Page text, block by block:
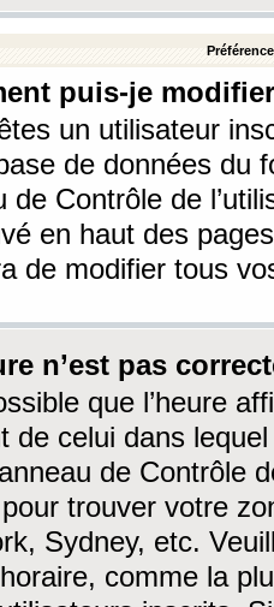
puis-je
un utilisateur
de données du
de Contrôle de
en haut des
de modifier tous
n’est pas
que l’heure
de celui dans
de Contrôle
trouver votre
Sydney, etc.
comme la